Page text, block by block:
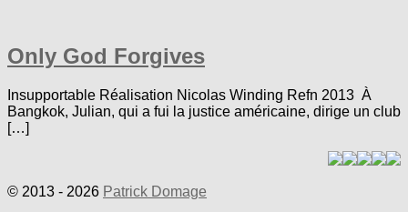
Only God Forgives
Insupportable Réalisation Nicolas Winding Refn 2013 À
Bangkok, Julian, qui a fui la justice américaine, dirige un club
[…]
© 2013 - 2026 Patrick Domage